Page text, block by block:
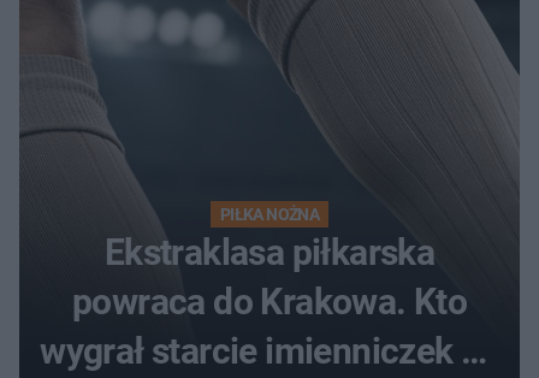
PIŁKA NOŻNA
Ekstraklasa piłkarska
powraca do Krakowa. Kto
wygrał starcie imienniczek na